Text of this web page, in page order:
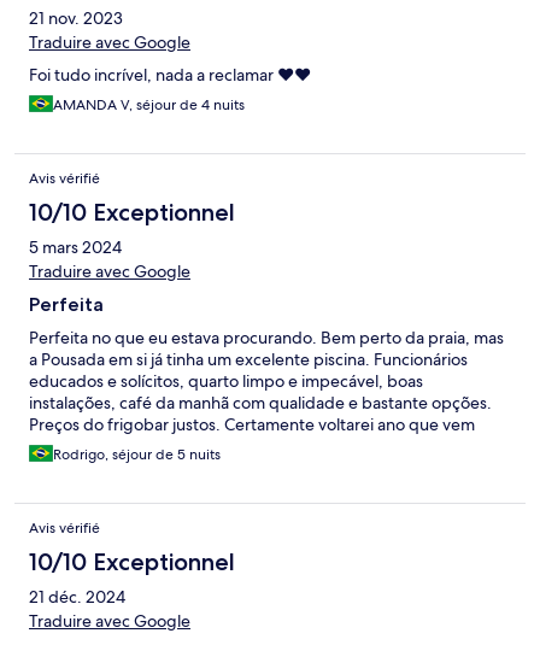
21 nov. 2023
Traduire avec Google
Foi tudo incrível, nada a reclamar ❤️❤️
AMANDA V, séjour de 4 nuits
Avis vérifié
10/10 Exceptionnel
5 mars 2024
Traduire avec Google
Perfeita
Perfeita no que eu estava procurando. Bem perto da praia, mas
a Pousada em si já tinha um excelente piscina. Funcionários
educados e solícitos, quarto limpo e impecável, boas
instalações, café da manhã com qualidade e bastante opções.
Preços do frigobar justos. Certamente voltarei ano que vem
novamente nas minhas férias, mas vou ficar mais tempo.
Rodrigo, séjour de 5 nuits
Avis vérifié
10/10 Exceptionnel
21 déc. 2024
Traduire avec Google